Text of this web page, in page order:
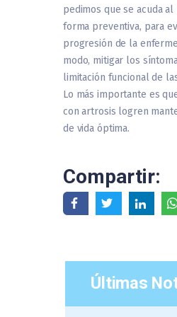
pedimos que se acuda
forma preventiva, para
progresión de la
modo, mitigar los
limitación funcional de
Lo más importante es
con artrosis logren
de vida óptima.
Compartir:
Últimas